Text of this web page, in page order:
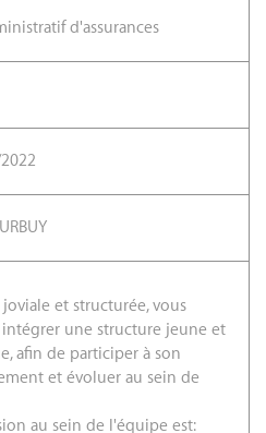
d'assurances
joviale et structurée, vous
intégrer une structure jeune et
afin de participer à son
et évoluer au sein de
au sein de l'équipe est: